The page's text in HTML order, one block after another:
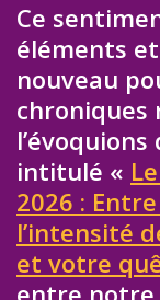
Ce
éléments et
nouveau
chroniques
intitulé «
2026 :
l’intensité
et votre